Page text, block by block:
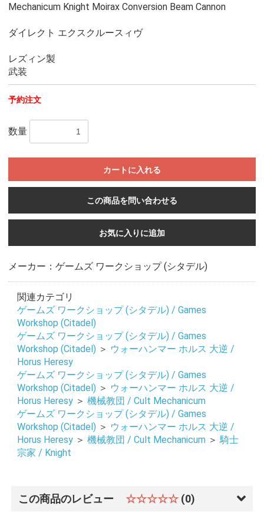
Mechanicum Knight Moirax Conversion Beam Cannon
ダイレクト エクスクルースィヴ
レズィン製
武装
予約注文
数量
カートに入れる
この商品を問い合わせる
お気に入りに追加
メーカー：ゲームズ ワークショップ (シタデル)
関連カテゴリ
ゲームズ ワークショップ (シタデル) / Games
Workshop (Citadel)
ゲームズ ワークショップ (シタデル) / Games
Workshop (Citadel) ＞ ウォーハンマー ホルス 大逆 /
Horus Heresy
ゲームズ ワークショップ (シタデル) / Games
Workshop (Citadel) ＞ ウォーハンマー ホルス 大逆 /
Horus Heresy ＞ 機械教団 / Cult Mechanicum
ゲームズ ワークショップ (シタデル) / Games
Workshop (Citadel) ＞ ウォーハンマー ホルス 大逆 /
Horus Heresy ＞ 機械教団 / Cult Mechanicum ＞ 騎士
宗家 / Knight
この商品のレビュー ☆☆☆☆☆ (0)